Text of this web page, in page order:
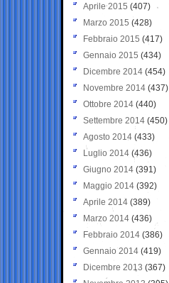
Aprile 2015 (407)
Marzo 2015 (428)
Febbraio 2015 (417)
Gennaio 2015 (434)
Dicembre 2014 (454)
Novembre 2014 (437)
Ottobre 2014 (440)
Settembre 2014 (450)
Agosto 2014 (433)
Luglio 2014 (436)
Giugno 2014 (391)
Maggio 2014 (392)
Aprile 2014 (389)
Marzo 2014 (436)
Febbraio 2014 (386)
Gennaio 2014 (419)
Dicembre 2013 (367)